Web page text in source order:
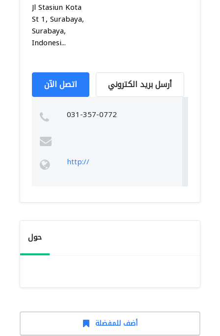
Jl Stasiun Kota
St 1, Surabaya,
Surabaya,
Indonesi...
اتصل الآن أرسل بريد الكتروني
031-357-0772
http://
حول
أضف للمفضلة